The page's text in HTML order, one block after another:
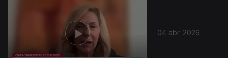
04 abr. 2026